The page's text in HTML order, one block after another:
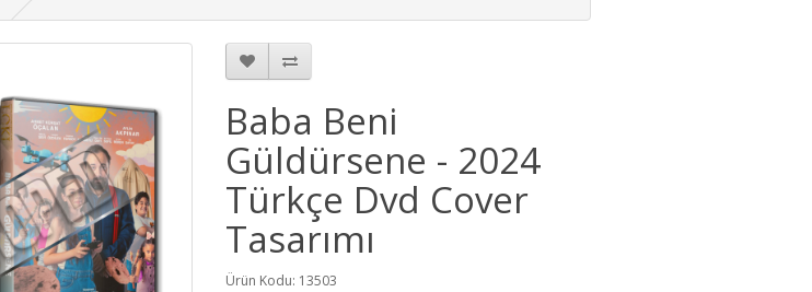
Baba Beni
Güldürsene - 2024
Türkçe Dvd Cover
Tasarımı
Ürün Kodu: 13503